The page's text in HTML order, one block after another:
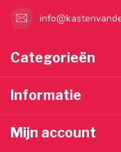
Categorieën
Informatie
Mijn account